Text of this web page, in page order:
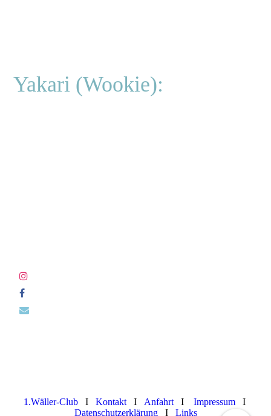
Yakari (Wookie):
1.Wäller-ClubI KontaktI AnfahrtI ImpressumI
DatenschutzerklärungI Links